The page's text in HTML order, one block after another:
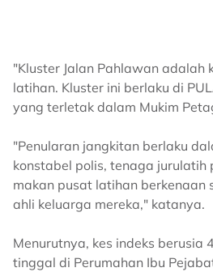
"Kluster Jalan Pahlawan adalah
latihan. Kluster ini berlaku di
yang terletak dalam Mukim
"Penularan jangkitan berlaku
konstabel polis, tenaga jurulatih
makan pusat latihan berkenaan
ahli keluarga mereka," katanya.
Menurutnya, kes indeks berusia
tinggal di Perumahan Ibu